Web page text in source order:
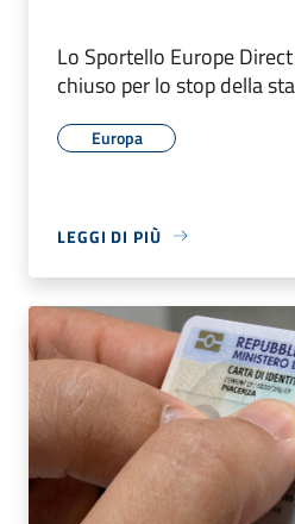
Lo Sportello Europe
chiuso per lo stop della
Europa
LEGGI DI PIÙ